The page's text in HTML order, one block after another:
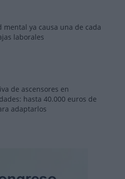
mental ya causa una de cada
laborales
de ascensores en
hasta 40.000 euros de
adaptarlos